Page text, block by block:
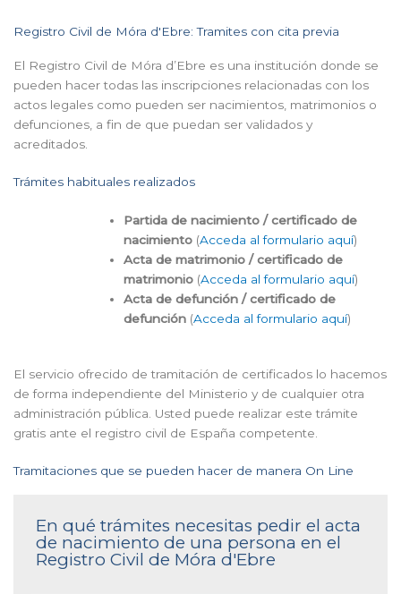
Registro Civil de Móra d'Ebre: Tramites con cita previa
El Registro Civil de Móra d’Ebre es una institución donde se
pueden hacer todas las inscripciones relacionadas con los
actos legales como pueden ser nacimientos, matrimonios o
defunciones, a fin de que puedan ser validados y
acreditados.
Trámites habituales realizados
Partida de nacimiento / certificado de
nacimiento (Acceda al formulario aquí)
Acta de matrimonio / certificado de
matrimonio (Acceda al formulario aquí)
Acta de defunción / certificado de
defunción (Acceda al formulario aquí)
El servicio ofrecido de tramitación de certificados lo hacemos
de forma independiente del Ministerio y de cualquier otra
administración pública. Usted puede realizar este trámite
gratis ante el registro civil de España competente.
Tramitaciones que se pueden hacer de manera On Line
En qué trámites necesitas pedir el acta
de nacimiento de una persona en el
Registro Civil de Móra d'Ebre